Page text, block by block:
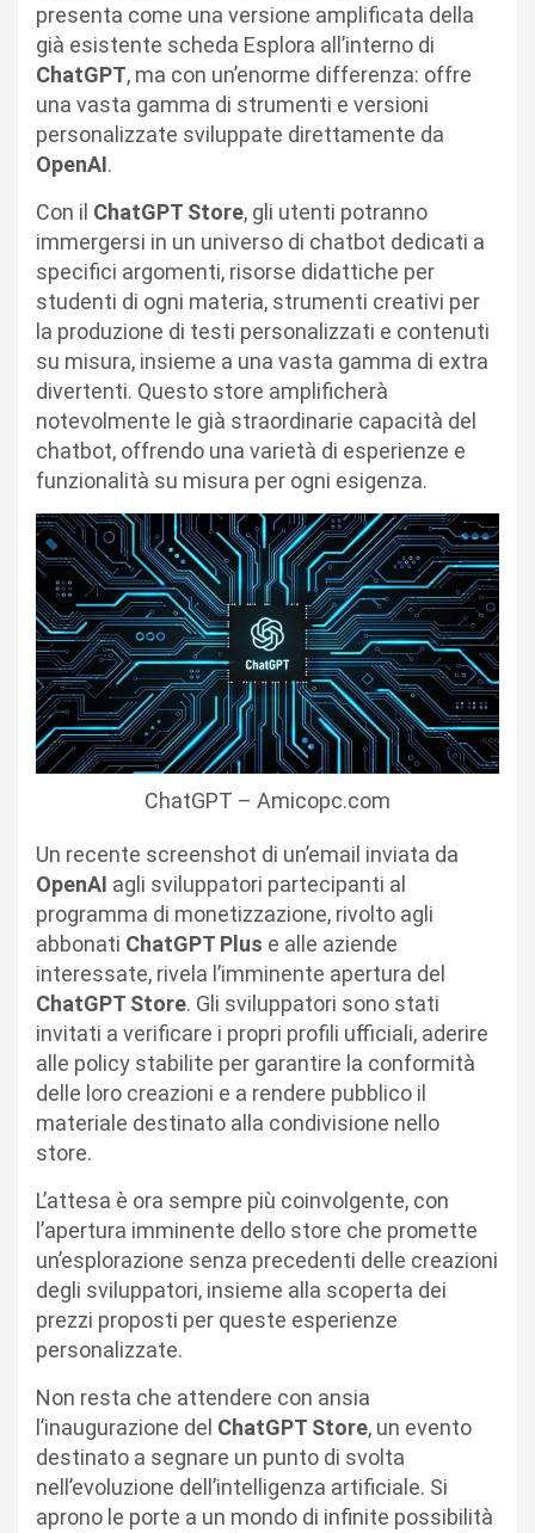
presenta come una versione amplificata della
già esistente scheda Esplora all’interno di
ChatGPT, ma con un’enorme differenza: offre
una vasta gamma di strumenti e versioni
personalizzate sviluppate direttamente da
OpenAI.
Con il ChatGPT Store, gli utenti potranno
immergersi in un universo di chatbot dedicati a
specifici argomenti, risorse didattiche per
studenti di ogni materia, strumenti creativi per
la produzione di testi personalizzati e contenuti
su misura, insieme a una vasta gamma di extra
divertenti. Questo store amplificherà
notevolmente le già straordinarie capacità del
chatbot, offrendo una varietà di esperienze e
funzionalità su misura per ogni esigenza.
ChatGPT – Amicopc.com
Un recente screenshot di un’email inviata da
OpenAI agli sviluppatori partecipanti al
programma di monetizzazione, rivolto agli
abbonati ChatGPT Plus e alle aziende
interessate, rivela l’imminente apertura del
ChatGPT Store. Gli sviluppatori sono stati
invitati a verificare i propri profili ufficiali, aderire
alle policy stabilite per garantire la conformità
delle loro creazioni e a rendere pubblico il
materiale destinato alla condivisione nello
store.
L’attesa è ora sempre più coinvolgente, con
l’apertura imminente dello store che promette
un’esplorazione senza precedenti delle creazioni
degli sviluppatori, insieme alla scoperta dei
prezzi proposti per queste esperienze
personalizzate.
Non resta che attendere con ansia
l’inaugurazione del ChatGPT Store, un evento
destinato a segnare un punto di svolta
nell’evoluzione dell’intelligenza artificiale. Si
aprono le porte a un mondo di infinite possibilità